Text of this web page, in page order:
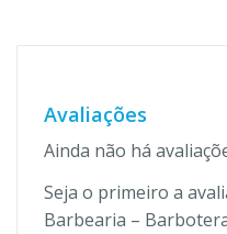
Avaliações
Ainda não há
Seja o primeiro a
Barbearia –